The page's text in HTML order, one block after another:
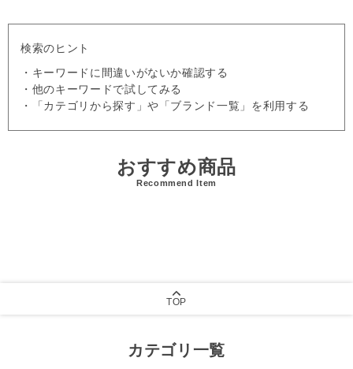
検索のヒント
・キーワードに間違いがないか確認する
・他のキーワードで試してみる
・「カテゴリから探す」や「ブランド一覧」を利用する
おすすめ商品
Recommend Item
TOP
カテゴリ一覧